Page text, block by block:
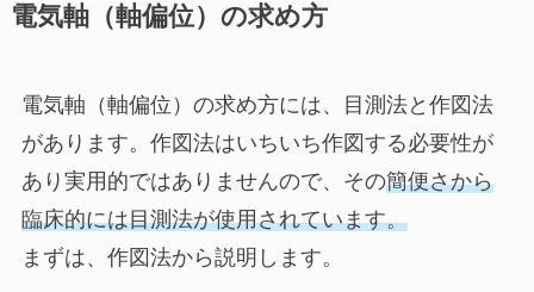
電気軸（軸偏位）の求め方
電気軸（軸偏位）の求め方には、 目測法と 作図法
があります。作図法はいちいち作図する必要性が
あり実用的ではありませんので、その簡便さから
臨床的には目測法が使用されています。
まずは、作図法から説明します。